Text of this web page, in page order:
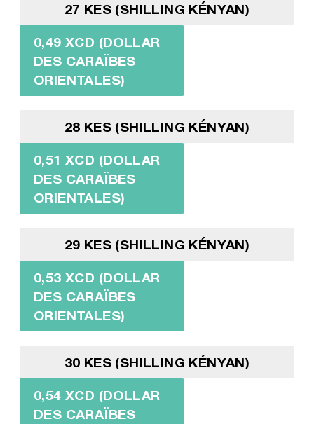
27 KES (SHILLING KÉNYAN)
0,49 XCD (DOLLAR
DES CARAÏBES
ORIENTALES)
28 KES (SHILLING KÉNYAN)
0,51 XCD (DOLLAR
DES CARAÏBES
ORIENTALES)
29 KES (SHILLING KÉNYAN)
0,53 XCD (DOLLAR
DES CARAÏBES
ORIENTALES)
30 KES (SHILLING KÉNYAN)
0,54 XCD (DOLLAR
DES CARAÏBES